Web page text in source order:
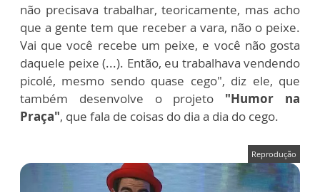
não precisava trabalhar, teoricamente, mas acho
que a gente tem que receber a vara, não o peixe.
Vai que você recebe um peixe, e você não gosta
daquele peixe (...). Então, eu trabalhava vendendo
picolé, mesmo sendo quase cego", diz ele, que
também desenvolve o projeto "Humor na
Praça", que fala de coisas do dia a dia do cego.
Reprodução